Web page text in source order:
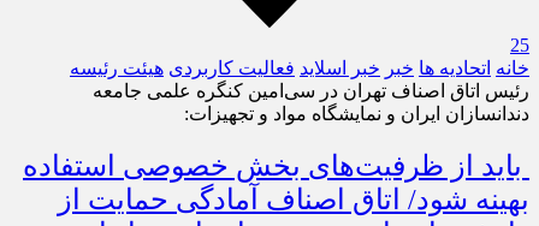
25
خانه اتحادیه ها خبر خبر اسلايد فعالیت کاربردی هیئت رئیسه
رئیس اتاق اصناف تهران در سی‌امین کنگره علمی جامعه
دندانسازان ایران و نمایشگاه مواد و تجهیزات:
باید از ظرفیت‌های بخش خصوصی استفاده
بهینه شود/ اتاق اصناف آمادگی حمایت از